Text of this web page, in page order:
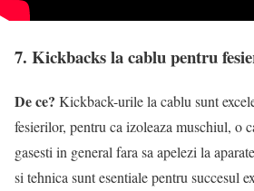
7. Kickbacks la cablu pentru
De ce? Kickback-urile la cablu sunt
fesierilor, pentru ca izoleaza muschiul, o
gasesti in general fara sa apelezi la
si tehnica sunt esentiale pentru succesul